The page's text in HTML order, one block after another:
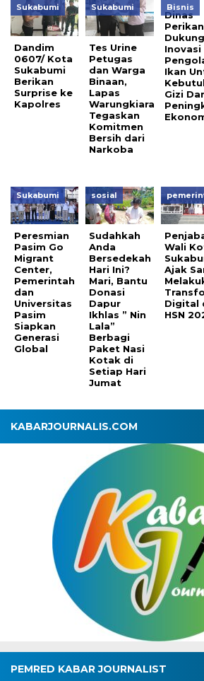
Sukabumi
Dandim
0607/ Kota
Sukabumi
Berikan
Surprise ke
Kapolres
Sukabumi
Tes Urine
Petugas
dan Warga
Binaan,
Lapas
Warungkiara
Tegaskan
Komitmen
Bersih dari
Narkoba
Bisnis
Dinas
Dukung
Inovasi
Ikan
Gizi
Sukabumi
Peresmian
Pasim Go
Migrant
Center,
Pemerintah
dan
Universitas
Pasim
Siapkan
Generasi
Global
sosial
Sudahkah
Anda
Bersedekah
Hari Ini?
Mari, Bantu
Donasi
Dapur
Ikhlas ” Nin
Lala”
Berbagi
Paket Nasi
Kotak di
Setiap Hari
Jumat
Wali
Ajak
Digital
HSN
KABARJOURNALIS.COM
PEMRED KABAR JOURNALIST